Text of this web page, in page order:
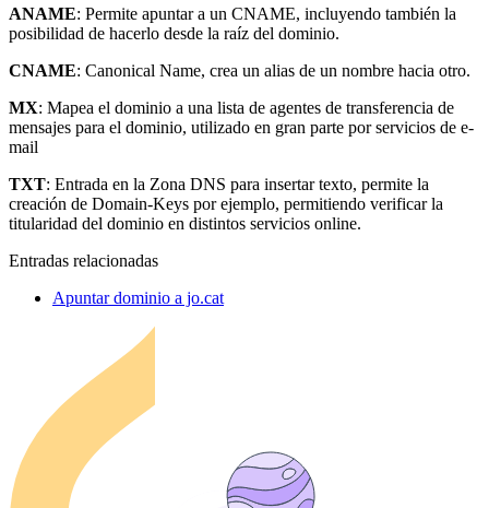
ANAME: Permite apuntar a un CNAME, incluyendo también la
posibilidad de hacerlo desde la raíz del dominio.
CNAME: Canonical Name, crea un alias de un nombre hacia otro.
MX: Mapea el dominio a una lista de agentes de transferencia de
mensajes para el dominio, utilizado en gran parte por servicios de e-
mail
TXT: Entrada en la Zona DNS para insertar texto, permite la
creación de Domain-Keys por ejemplo, permitiendo verificar la
titularidad del dominio en distintos servicios online.
Entradas relacionadas
Apuntar dominio a jo.cat